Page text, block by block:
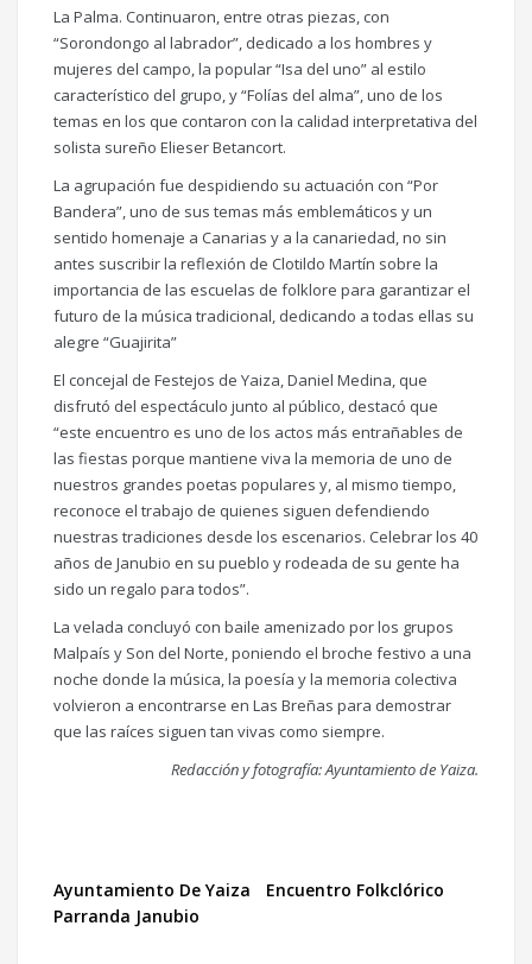
La Palma. Continuaron, entre otras piezas, con
“Sorondongo al labrador”, dedicado a los hombres y
mujeres del campo, la popular “Isa del uno” al estilo
característico del grupo, y “Folías del alma”, uno de los
temas en los que contaron con la calidad interpretativa del
solista sureño Elieser Betancort.
La agrupación fue despidiendo su actuación con “Por
Bandera”, uno de sus temas más emblemáticos y un
sentido homenaje a Canarias y a la canariedad, no sin
antes suscribir la reflexión de Clotildo Martín sobre la
importancia de las escuelas de folklore para garantizar el
futuro de la música tradicional, dedicando a todas ellas su
alegre “Guajirita”
El concejal de Festejos de Yaiza, Daniel Medina, que
disfrutó del espectáculo junto al público, destacó que
“este encuentro es uno de los actos más entrañables de
las fiestas porque mantiene viva la memoria de uno de
nuestros grandes poetas populares y, al mismo tiempo,
reconoce el trabajo de quienes siguen defendiendo
nuestras tradiciones desde los escenarios. Celebrar los 40
años de Janubio en su pueblo y rodeada de su gente ha
sido un regalo para todos”.
La velada concluyó con baile amenizado por los grupos
Malpaís y Son del Norte, poniendo el broche festivo a una
noche donde la música, la poesía y la memoria colectiva
volvieron a encontrarse en Las Breñas para demostrar
que las raíces siguen tan vivas como siempre.
Redacción y fotografía: Ayuntamiento de Yaiza.
Ayuntamiento De Yaiza
Encuentro Folkclórico
Parranda Janubio